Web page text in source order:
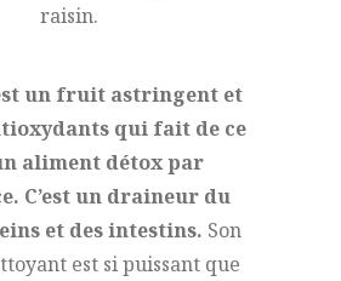
raisin.
un fruit astringent et
qui fait de ce
aliment détox par
C’est un draineur du
et des intestins. Son
est si puissant que